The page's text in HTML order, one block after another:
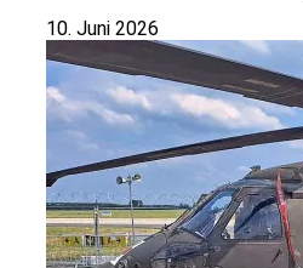
10. Juni 2026